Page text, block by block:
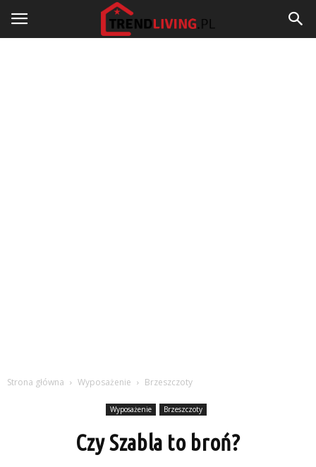
Strona główna Wyposażenie Brzeszczoty
Wyposażenie Brzeszczoty
Czy Szabla to broń?